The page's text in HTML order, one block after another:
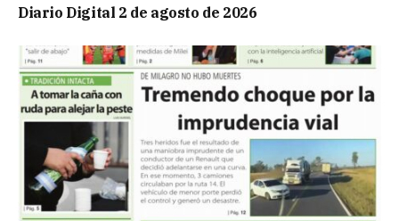
Diario Digital 2 de agosto de 2026